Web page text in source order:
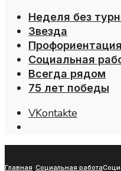
Неделя без
Звезда
Профориентация
Социальная
Всегда рядом
75 лет победы
VKontakte
Главная Социальная работа